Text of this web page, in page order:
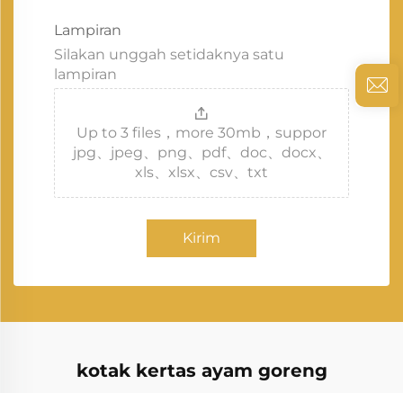
Lampiran
Silakan unggah setidaknya satu
lampiran
Up to 3 files，more 30mb，suppor
jpg、jpeg、png、pdf、doc、docx、
xls、xlsx、csv、txt
Kirim
kotak kertas ayam goreng